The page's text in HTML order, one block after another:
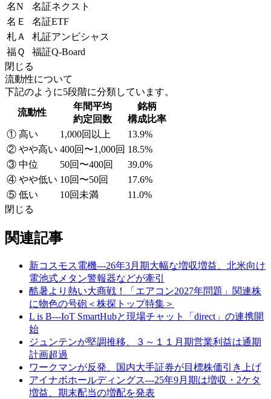
名N
名証ネクスト
名Ｅ
名証ETF
札Ａ
札証アンビシャス
福Ｑ
福証Q-Board
閉じる
流動性について
下記のように5段階に分類しています。
流動性
年間平均
約定回数
銘柄
構成比率
① 高い
1,000回以上
13.9%
② やや高い 400回〜1,000回 18.5%
③ 中位
50回〜400回
39.0%
④ やや低い 10回〜50回
17.6%
⑤ 低い
10回未満
11.0%
閉じる
関連記事
新コスモス電機---26年3月期大幅な増収増益、北米向け
電池式メタン警報器などが牽引
酷暑より熱い大商戦！「エアコン2027年問題」関連株
に物色の号砲＜株探トップ特集＞
L is B---IoT SmartHubと現場チャット「direct」の連携開
始
ジュンテンが堅調推移、３～１１月期営業利益は通期
計画超過
ワークマンが反発、国内大手証券が目標株価引き上げ
アイナボホールディングス---25年9月期は増収・2ケタ
増益、期末配当の増配を発表